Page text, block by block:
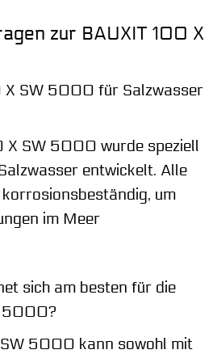
zur BAUXIT 100 X
X SW 5000 für Salzwasser
X SW 5000 wurde speziell
entwickelt. Alle
um
im Meer
sich am besten für die
5000?
SW 5000 kann sowohl mit